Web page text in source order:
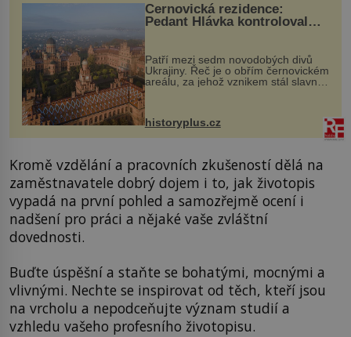
Černovická rezidence:
Pedant Hlávka kontroloval
Patří mezi sedm novodobých divů
Ukrajiny. Řeč je o obřím černovickém
areálu, za jehož vznikem stál slavný
český architekt Josef Hlávka. Ten si
na něm dal mimořádně záležet. Jeho
stavební plány by při ...
historyplus.cz
Kromě vzdělání a pracovních zkušeností dělá na
zaměstnavatele dobrý dojem i to, jak životopis
vypadá na první pohled a samozřejmě ocení i
nadšení pro práci a nějaké vaše zvláštní
dovednosti.
Buďte úspěšní a staňte se bohatými, mocnými a
vlivnými. Nechte se inspirovat od těch, kteří jsou
na vrcholu a nepodceňujte význam studií a
vzhledu vašeho profesního životopisu.